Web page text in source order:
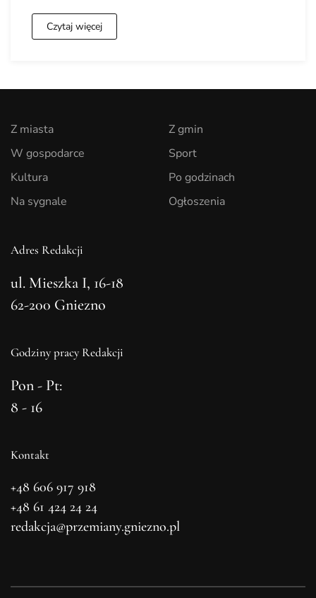
Czytaj więcej
Z miasta
W gospodarce
Kultura
Na sygnale
Z gmin
Sport
Po godzinach
Ogłoszenia
Adres Redakcji
ul. Mieszka I, 16-18
62-200 Gniezno
Godziny pracy Redakcji
Pon - Pt:
8 - 16
Kontakt
+48 606 917 918
+48 61 424 24 24
redakcja@przemiany.gniezno.pl